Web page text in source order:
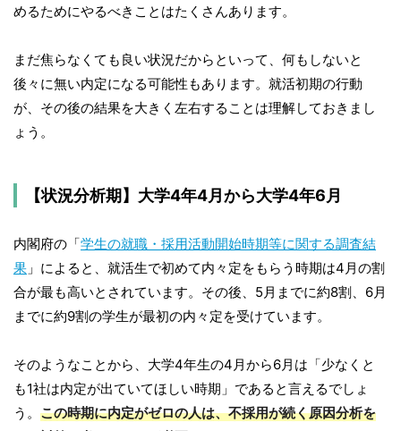
めるためにやるべきことはたくさんあります。
まだ焦らなくても良い状況だからといって、何もしないと
後々に無い内定になる可能性もあります。就活初期の行動
が、その後の結果を大きく左右することは理解しておきまし
ょう。
【状況分析期】大学4年4月から大学4年6月
内閣府の「学生の就職・採用活動開始時期等に関する調査結
果 」によると、就活生で初めて内々定をもらう時期は4月の割
合が最も高いとされています。その後、5月までに約8割、6月
までに約9割の学生が最初の内々定を受けています。
そのようなことから、大学4年生の4月から6月は「少なくと
も1社は内定が出ていてほしい時期」であると言えるでしょ
う。 この時期に内定がゼロの人は、不採用が続く原因分析を